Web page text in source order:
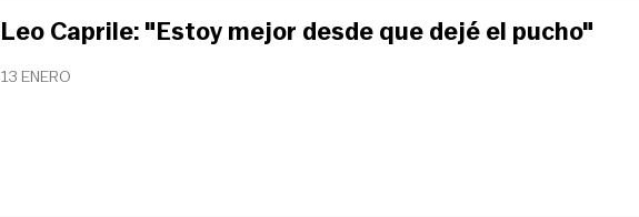
13 ENERO
Leo Caprile: "Estoy mejor desde que dejé el pucho"